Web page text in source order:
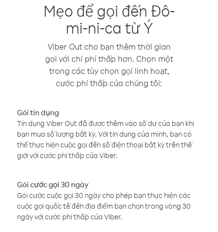
Mẹo để gọi đến Đô-
mi-ni-ca từ Ý
Viber Out cho bạn thêm thời gian
gọi với chi phí thấp hơn. Chọn một
trong các tùy chọn gọi linh hoạt,
cước phí thấp của chúng tôi:
Gói tín dụng
Tín dụng Viber Out đã được thêm vào số dư của bạn khi
bạn mua số lượng bất kỳ. Với tín dụng của mình, bạn có
thể thực hiện cuộc gọi đến số điện thoại bất kỳ trên thế
giới với cước phí thấp của Viber.
Gói cước gọi 30 ngày
Gói cước cuộc gọi 30 ngày cho phép bạn thực hiện các
cuộc gọi quốc tế đến địa điểm bạn chọn trong vòng 30
ngày với cước phí thấp của Viber.